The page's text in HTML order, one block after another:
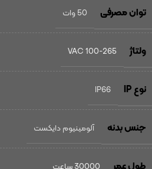
توان مصرفی 50 وات
ولتاژ 100-265 VAC
نوع IP IP66
جنس بدنه آلومینیوم دایکست